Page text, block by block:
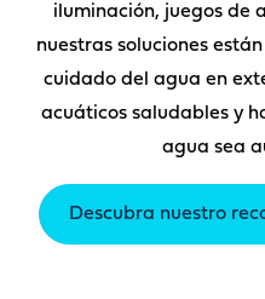
iluminación, juegos de
nuestras soluciones
cuidado del agua en
acuáticos saludables y
agua sea
Descubra nuestro